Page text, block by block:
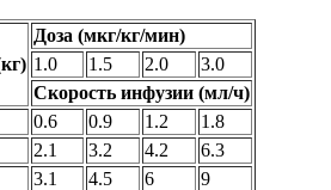
Доза (мкг/кг/мин)
1.0
1.5 2.0
3.0
Скорость инфузии (мл/ч)
0.6 0.9 1.2
1.8
2.1 3.2 4.2
6.3
3.1 4.5 6 9